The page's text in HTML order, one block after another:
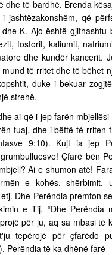
dhe të bardhë. Brenda
jashtëzakonshëm, që
K. Ajo është gjithashtu
fosforit, kaliumit,
dhe kundër kancerit.
të rritet dhe të bëhet
duke i bekuar
strehë.
ai që i jep farën
tuaj, dhe i bëftë të rriten
9:10). Kujt ia jep
Çfarë bën
Ai e shumon atë!
e kohës, shërbimit,
Dhe Perëndia premton
e Tij. “Dhe Perëndia
për ju, aq sa mbasi të
tepërojë për çfarëdo
Perëndia të ka dhënë farë